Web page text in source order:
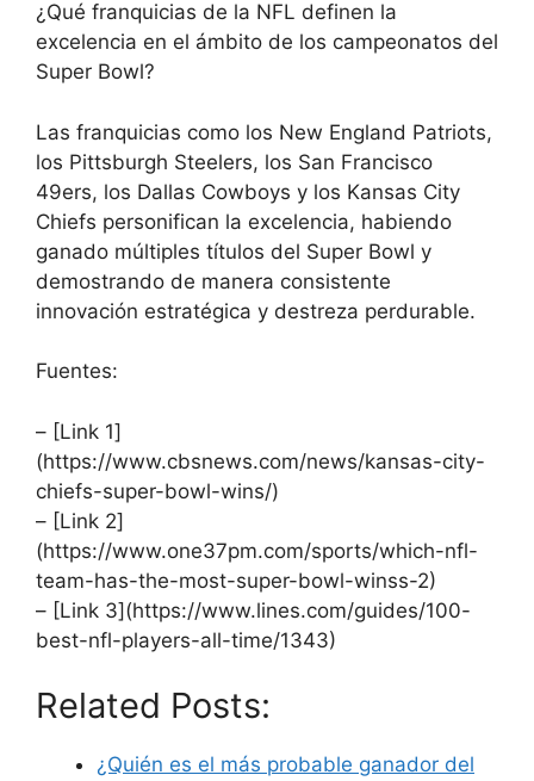
¿Qué franquicias de la NFL definen la
excelencia en el ámbito de los campeonatos del
Super Bowl?
Las franquicias como los New England Patriots,
los Pittsburgh Steelers, los San Francisco
49ers, los Dallas Cowboys y los Kansas City
Chiefs personifican la excelencia, habiendo
ganado múltiples títulos del Super Bowl y
demostrando de manera consistente
innovación estratégica y destreza perdurable.
Fuentes:
– [Link 1]
(https://www.cbsnews.com/news/kansas-city-
chiefs-super-bowl-wins/)
– [Link 2]
(https://www.one37pm.com/sports/which-nfl-
team-has-the-most-super-bowl-winss-2)
– [Link 3](https://www.lines.com/guides/100-
best-nfl-players-all-time/1343)
Related Posts:
¿Quién es el más probable ganador del